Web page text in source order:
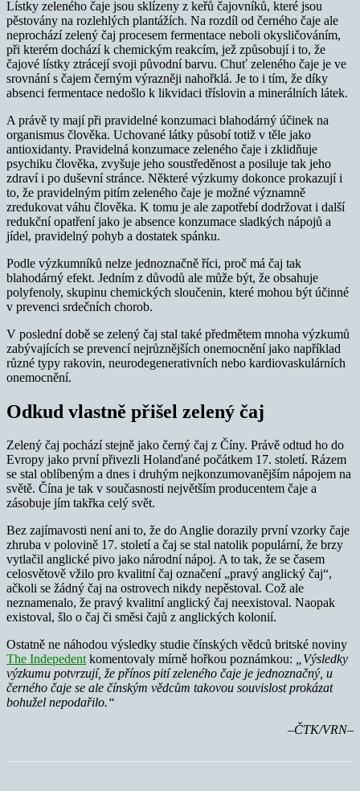
Lístky zeleného čaje jsou sklízeny z keřů čajovníků, které jsou
pěstovány na rozlehlých plantážích. Na rozdíl od černého čaje ale
neprochází zelený čaj procesem fermentace neboli okysličováním,
při kterém dochází k chemickým reakcím, jež způsobují i to, že
čajové lístky ztrácejí svoji původní barvu. Chuť zeleného čaje je ve
srovnání s čajem černým výrazněji nahořklá. Je to i tím, že díky
absenci fermentace nedošlo k likvidaci tříslovin a minerálních látek.
A právě ty mají při pravidelné konzumaci blahodárný účinek na
organismus člověka. Uchované látky působí totiž v těle jako
antioxidanty. Pravidelná konzumace zeleného čaje i zklidňuje
psychiku člověka, zvyšuje jeho soustředěnost a posiluje tak jeho
zdraví i po duševní stránce. Některé výzkumy dokonce prokazují i
to, že pravidelným pitím zeleného čaje je možné významně
zredukovat váhu člověka. K tomu je ale zapotřebí dodržovat i další
redukční opatření jako je absence konzumace sladkých nápojů a
jídel, pravidelný pohyb a dostatek spánku.
Podle výzkumníků nelze jednoznačně říci, proč má čaj tak
blahodárný efekt. Jedním z důvodů ale může být, že obsahuje
polyfenoly, skupinu chemických sloučenin, které mohou být účinné
v prevenci srdečních chorob.
V poslední době se zelený čaj stal také předmětem mnoha výzkumů
zabývajících se prevencí nejrůznějších onemocnění jako například
různé typy rakovin, neurodegenerativních nebo kardiovaskulárních
onemocnění.
Odkud vlastně přišel zelený čaj
Zelený čaj pochází stejně jako černý čaj z Číny. Právě odtud ho do
Evropy jako první přivezli Holanďané počátkem 17. století. Rázem
se stal oblíbeným a dnes i druhým nejkonzumovanějším nápojem na
světě. Čína je tak v současnosti největším producentem čaje a
zásobuje jím takřka celý svět.
Bez zajímavosti není ani to, že do Anglie dorazily první vzorky čaje
zhruba v polovině 17. století a čaj se stal natolik populární, že brzy
vytlačil anglické pivo jako národní nápoj. A to tak, že se časem
celosvětově vžilo pro kvalitní čaj označení „pravý anglický čaj“,
ačkoli se žádný čaj na ostrovech nikdy nepěstoval. Což ale
neznamenalo, že pravý kvalitní anglický čaj neexistoval. Naopak
existoval, šlo o čaj či směsi čajů z anglických kolonií.
Ostatně ne náhodou výsledky studie čínských vědců britské noviny
The Indepedentkomentovaly mírně hořkou poznámkou: „Výsledky
výzkumu potvrzují, že přínos pití zeleného čaje je jednoznačný, u
černého čaje se ale čínským vědcům takovou souvislost prokázat
bohužel nepodařilo.“
–ČTK/VRN–